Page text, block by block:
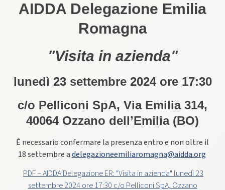
AIDDA Delegazione Emilia
Romagna
"Visita in azienda"
lunedì 23 settembre 2024 ore 17:30
c/o Pelliconi SpA, Via Emilia 314,
40064 Ozzano dell’Emilia (BO)
È necessario confermare la presenza entro e non oltre il
18 settembre adelegazioneemiliaromagna@aidda.org
PDF – AIDDA Delegazione ER: "Visita in azienda" lunedì 23
settembre 2024 ore 17:30 c/o Pelliconi SpA, Ozzano